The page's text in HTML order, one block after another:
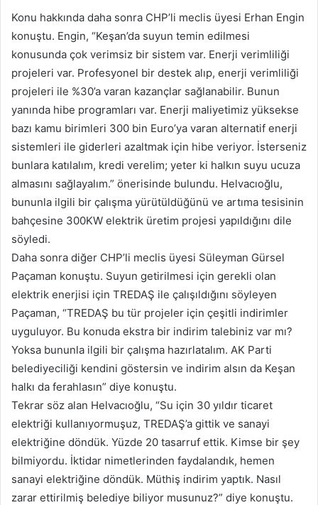
Konu hakkında daha sonra CHP’li meclis üyesi Erhan Engin
konuştu. Engin, “Keşan’da suyun temin edilmesi
konusunda çok verimsiz bir sistem var. Enerji verimliliği
projeleri var. Profesyonel bir destek alıp, enerji verimliliği
projeleri ile %30’a varan kazançlar sağlanabilir. Bunun
yanında hibe programları var. Enerji maliyetimiz yüksekse
bazı kamu birimleri 300 bin Euro’ya varan alternatif enerji
sistemleri ile giderleri azaltmak için hibe veriyor. İsterseniz
bunlara katılalım, kredi verelim; yeter ki halkın suyu ucuza
almasını sağlayalım.” önerisinde bulundu. Helvacıoğlu,
bununla ilgili bir çalışma yürütüldüğünü ve artıma tesisinin
bahçesine 300KW elektrik üretim projesi yapıldığını dile
söyledi.
Daha sonra diğer CHP’li meclis üyesi Süleyman Gürsel
Paçaman konuştu. Suyun getirilmesi için gerekli olan
elektrik enerjisi için TREDAŞ ile çalışıldığını söyleyen
Paçaman, “TREDAŞ bu tür projeler için çeşitli indirimler
uyguluyor. Bu konuda ekstra bir indirim talebiniz var mı?
Yoksa bununla ilgili bir çalışma hazırlatalım. AK Parti
belediyeciliği kendini göstersin ve indirim alsın da Keşan
halkı da ferahlasın” diye konuştu.
Tekrar söz alan Helvacıoğlu, “Su için 30 yıldır ticaret
elektriği kullanıyormuşuz, TREDAŞ’a gittik ve sanayi
elektriğine döndük. Yüzde 20 tasarruf ettik. Kimse bir şey
bilmiyordu. İktidar nimetlerinden faydalandık, hemen
sanayi elektriğine döndük. Müthiş indirim yaptık. Nasıl
zarar ettirilmiş belediye biliyor musunuz?” diye konuştu.